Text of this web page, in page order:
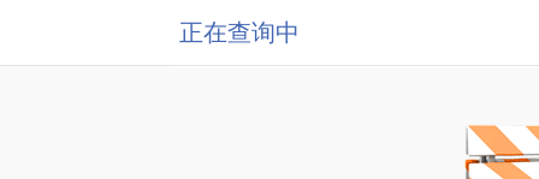
正在查询中